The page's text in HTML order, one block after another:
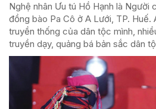
Nghệ nhân Ưu tú Hồ Hạnh là Người
đồng bào Pa Cô ở A Lưới, TP. Huế.
truyền thống của dân tộc mình,
truyền dạy, quảng bá bản sắc dân